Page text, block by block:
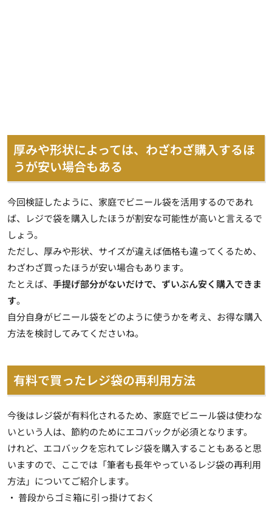
厚みや形状によっては、わざわざ購入するほ
うが安い場合もある
今回検証したように、家庭でビニール袋を活用するのであれ
ば、レジで袋を購入したほうが割安な可能性が高いと言えるで
しょう。
ただし、厚みや形状、サイズが違えば価格も違ってくるため、
わざわざ買ったほうが安い場合もあります。
たとえば、 手提げ部分がないだけで、ずいぶん安く購入できま
す。
自分自身がビニール袋をどのように使うかを考え、お得な購入
方法を検討してみてくださいね。
有料で買ったレジ袋の再利用方法
今後はレジ袋が有料化されるため、家庭でビニール袋は使わな
いという人は、節約のためにエコバックが必須となります。
けれど、エコバックを忘れてレジ袋を購入することもあると思
いますので、ここでは「筆者も長年やっているレジ袋の再利用
方法」についてご紹介します。
・ 普段からゴミ箱に引っ掛けておく